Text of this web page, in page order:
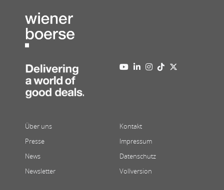
Über uns
Presse
News
Newsletter
Kontakt
Impressum
Datenschutz
Vollversion